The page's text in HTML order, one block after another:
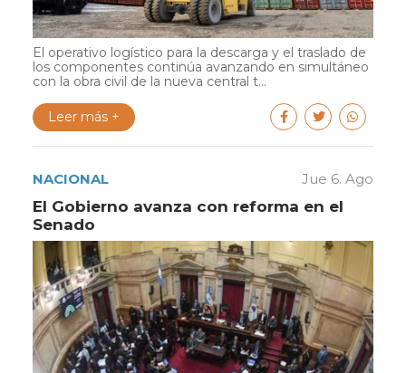
El operativo logístico para la descarga y el traslado de
los componentes continúa avanzando en simultáneo
con la obra civil de la nueva central t...
Leer más +
NACIONAL Jue 6. Ago
El Gobierno avanza con reforma en el
Senado